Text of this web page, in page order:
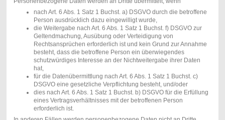
nach Art. 6 Abs. 1 Satz 1 Buchst. a) DSGVO durch die betroffene
Person ausdrücklich dazu eingewilligt wurde,
die Weitergabe nach Art. 6 Abs. 1 Satz 1 Buchst. f) DSGVO zur
Geltendmachung, Ausübung oder Verteidigung von
Rechtsansprüchen erforderlich ist und kein Grund zur Annahme
besteht, dass die betroffene Person ein überwiegendes
schutzwürdiges Interesse an der Nichtweitergabe ihrer Daten
hat,
für die Datenübermittlung nach Art. 6 Abs. 1 Satz 1 Buchst. c)
DSGVO eine gesetzliche Verpflichtung besteht, und/oder
dies nach Art. 6 Abs. 1 Satz 1 Buchst. b) DSGVO für die Erfüllung
eines Vertragsverhältnisses mit der betroffenen Person
erforderlich ist.